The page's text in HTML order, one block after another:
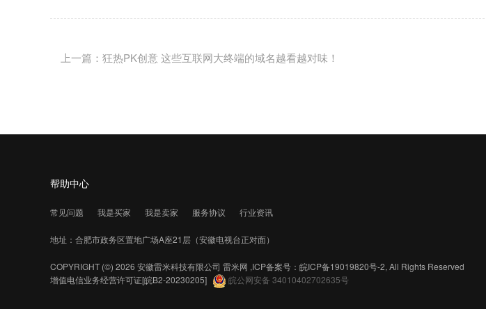
上一篇：狂热PK创意 这些互联网大终端的域名越看越对味！
帮助中心
常见问题 我是买家 我是卖家 服务协议 行业资讯
地址：合肥市政务区置地广场A座21层（安徽电视台正对面）
COPYRIGHT (©) 2026 安徽雷米科技有限公司 雷米网 ,ICP备案号： 皖ICP备19019820号-2, All Rights Reserved
增值电信业务经营许可证[皖B2-20230205] 皖公网安备 34010402702635号